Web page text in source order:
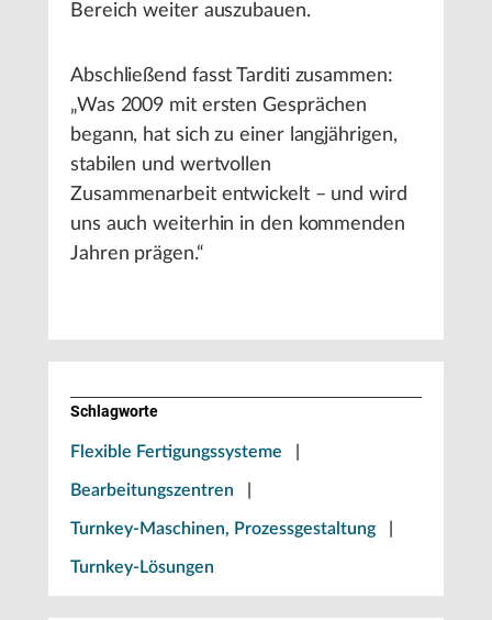
Bereich weiter auszubauen.
Abschließend fasst Tarditi zusammen:
„Was 2009 mit ersten Gesprächen
begann, hat sich zu einer langjährigen,
stabilen und wertvollen
Zusammenarbeit entwickelt – und wird
uns auch weiterhin in den kommenden
Jahren prägen.“
Schlagworte
Flexible Fertigungssysteme
Bearbeitungszentren
Turnkey-Maschinen, Prozessgestaltung
Turnkey-Lösungen